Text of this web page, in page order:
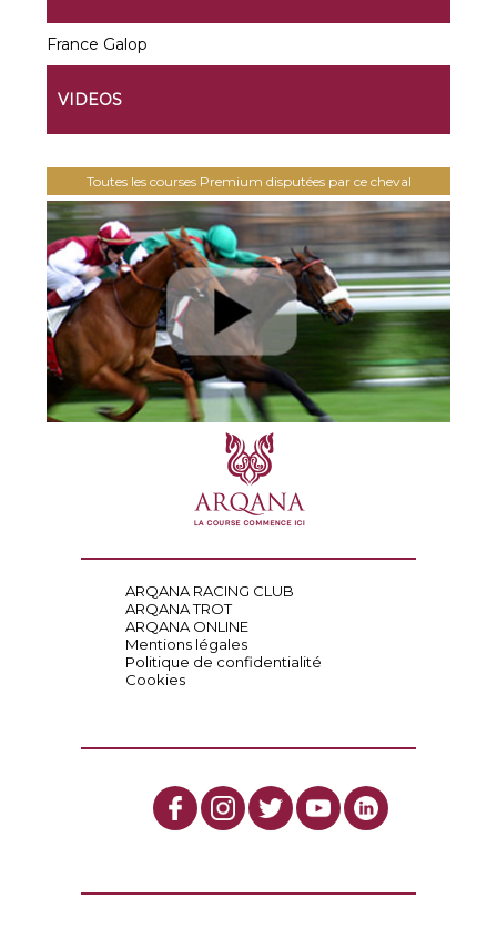
France Galop
VIDEOS
Toutes les courses Premium disputées par ce cheval
ARQANA RACING CLUB
ARQANA TROT
ARQANA ONLINE
Mentions légales
Politique de confidentialité
Cookies